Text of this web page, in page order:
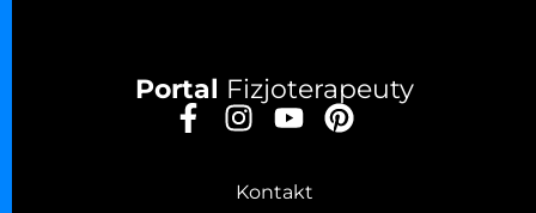
Portal Fizjoterapeuty
Kontakt